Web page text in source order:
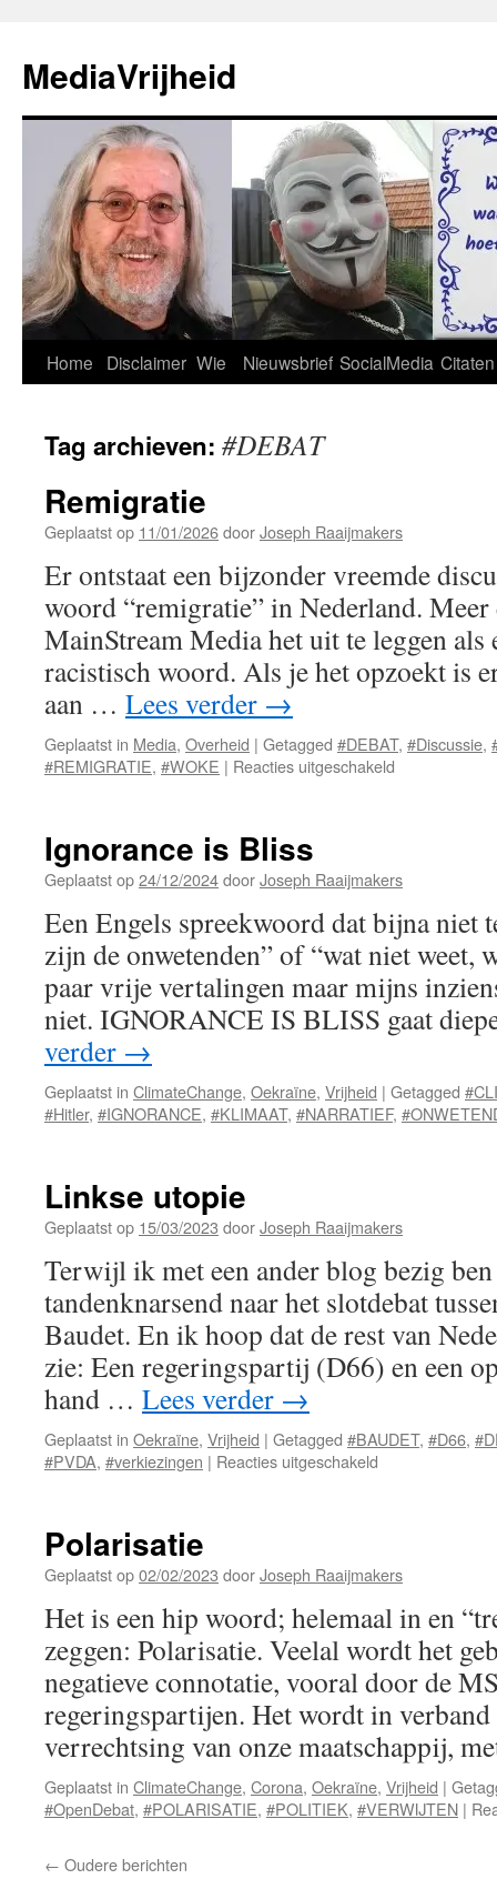
de
inhoud
MediaVrijheid
Home Disclaimer Wie Nieuwsbrief SocialMedia Citaten
Tag archieven: #DEBAT
Remigratie
Geplaatst op 11/01/2026doorJoseph Raaijmakers
Er ontstaat een bijzonder vreemde
woord “remigratie” in Nederland.
MainStream Media het uit te leggen als
racistisch woord. Als je het opzoekt is
aan … Lees verder →
Geplaatst in Media, Overheid | Getagged #DEBAT, #Discussie,
#REMIGRATIE, #WOKE | Reacties uitgeschakeld
Ignorance is Bliss
Geplaatst op24/12/2024doorJoseph Raaijmakers
Een Engels spreekwoord dat bijna niet
zijn de onwetenden” of “wat niet weet,
paar vrije vertalingen maar mijns
niet. IGNORANCE IS BLISS gaat
verder →
Geplaatst in ClimateChange, Oekraïne, Vrijheid | Getagged
#Hitler, #IGNORANCE, #KLIMAAT, #NARRATIEF,
Linkse utopie
Geplaatst op 15/03/2023 doorJoseph Raaijmakers
Terwijl ik met een ander blog bezig
tandenknarsend naar het slotdebat
Baudet. En ik hoop dat de rest van
zie: Een regeringspartij (D66) en een
hand … Lees verder →
Geplaatst in Oekraïne, Vrijheid | Getagged #BAUDET, #D66,
#PVDA, #verkiezingen | Reacties uitgeschakeld
Polarisatie
Geplaatst op02/02/2023 doorJoseph Raaijmakers
Het is een hip woord; helemaal in en
zeggen: Polarisatie. Veelal wordt het
negatieve connotatie, vooral door de
regeringspartijen. Het wordt in verband
verrechtsing van onze maatschappij,
Geplaatst in ClimateChange, Corona, Oekraïne, Vrijheid |
#OpenDebat, #POLARISATIE, #POLITIEK, #VERWIJTEN |
← Oudere berichten